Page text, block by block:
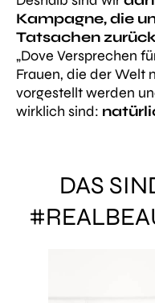
Kampagne, die
Tatsachen
„Dove Versprechen
Frauen, die der Welt
vorgestellt werden
wirklich sind:
DAS